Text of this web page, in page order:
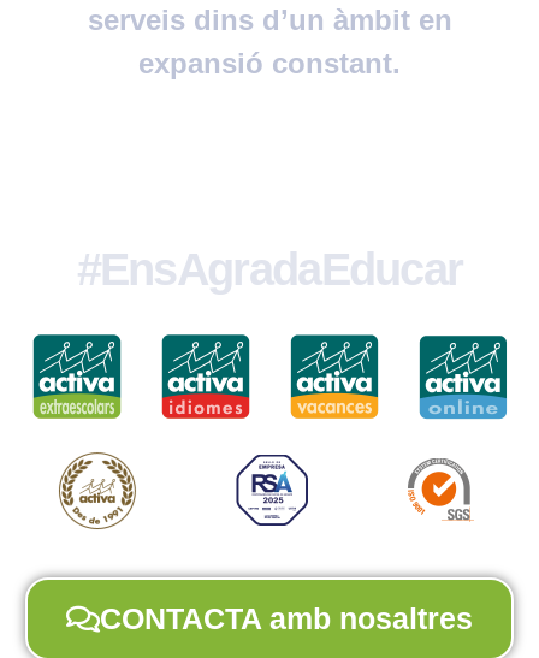
serveis dins d’un àmbit en
expansió constant.
#EnsAgradaEducar
CONTACTA amb nosaltres